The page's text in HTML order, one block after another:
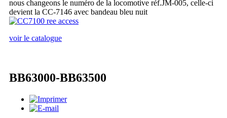
nous changeons le numéro de la locomotive réf.JM-005, celle-ci
devient la CC-7146 avec bandeau bleu nuit
voir le catalogue
BB63000-BB63500